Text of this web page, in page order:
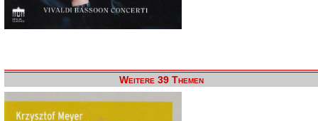
Weitere 39 Themen